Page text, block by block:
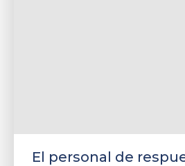
El personal de